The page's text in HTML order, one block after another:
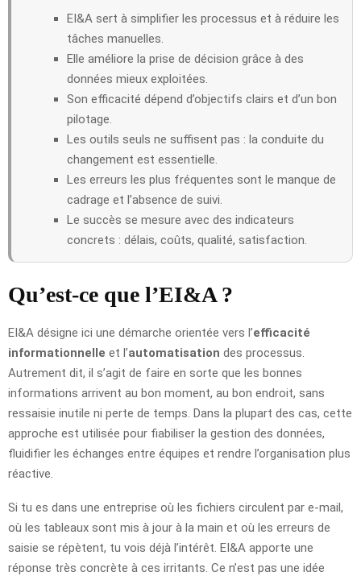
EI&A sert à simplifier les processus et à réduire les
tâches manuelles.
Elle améliore la prise de décision grâce à des
données mieux exploitées.
Son efficacité dépend d’objectifs clairs et d’un bon
pilotage.
Les outils seuls ne suffisent pas : la conduite du
changement est essentielle.
Les erreurs les plus fréquentes sont le manque de
cadrage et l’absence de suivi.
Le succès se mesure avec des indicateurs
concrets : délais, coûts, qualité, satisfaction.
Qu’est-ce que l’EI&A ?
EI&A désigne ici une démarche orientée vers l’efficacité
informationnelle et l’automatisation des processus.
Autrement dit, il s’agit de faire en sorte que les bonnes
informations arrivent au bon moment, au bon endroit, sans
ressaisie inutile ni perte de temps. Dans la plupart des cas, cette
approche est utilisée pour fiabiliser la gestion des données,
fluidifier les échanges entre équipes et rendre l’organisation plus
réactive.
Si tu es dans une entreprise où les fichiers circulent par e-mail,
où les tableaux sont mis à jour à la main et où les erreurs de
saisie se répètent, tu vois déjà l’intérêt. EI&A apporte une
réponse très concrète à ces irritants. Ce n’est pas une idée